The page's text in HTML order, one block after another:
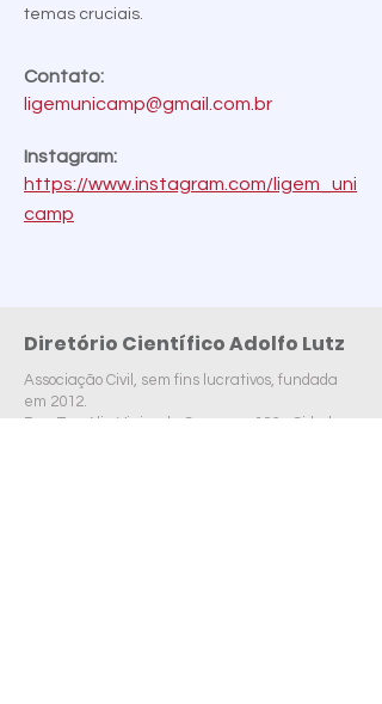
temas cruciais.
Contato:
ligemunicamp@gmail.com.br
Instagram:
https://www.instagram.com/ligem_uni
camp
Diretório Científico Adolfo Lutz
Associação Civil, sem fins lucrativos, fundada
em 2012.
Rua Tessália Vieira de Camargo, 126 - Cidade